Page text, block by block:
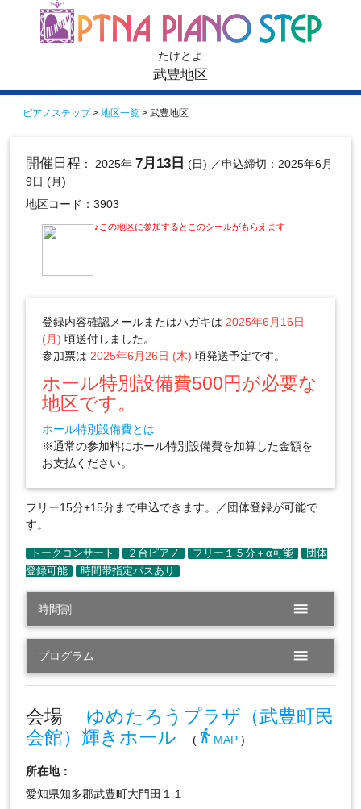
たけとよ
武豊地区
ピアノステップ> 地区一覧 > 武豊地区
開催日程 ： 2025年 7月13日 (日) ／申込締切：2025年6月
9日 (月)
地区コード：3903
♪この地区に参加するとこのシールがもらえます
登録内容確認メールまたはハガキは 2025年6月16日
(月) 頃送付しました。
参加票は 2025年6月26日 (木) 頃発送予定です。
ホール特別設備費500円が必要な
地区です。
ホール特別設備費とは
※通常の参加料にホール特別設備費を加算した金額を
お支払ください。
フリー15分+15分まで申込できます。／団体登録が可能で
す。
時間割 menu
プログラム menu
会場 ゆめたろうプラザ（武豊町民
会館）輝きホール
(directions_walk MAP)
所在地：
愛知県知多郡武豊町大門田１１